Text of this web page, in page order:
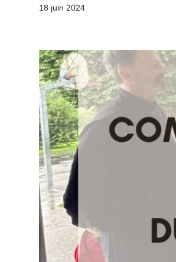
18 juin 2024